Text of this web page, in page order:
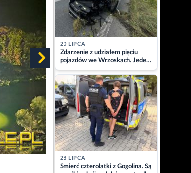
20 LIPCA
Zdarzenie z udziałem pięciu
pojazdów we Wrzoskach. Jeden
z kierowców zabrany w
kajdankach
28 LIPCA
Śmierć czterolatki z Gogolina. Są